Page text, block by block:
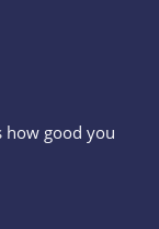
how good you